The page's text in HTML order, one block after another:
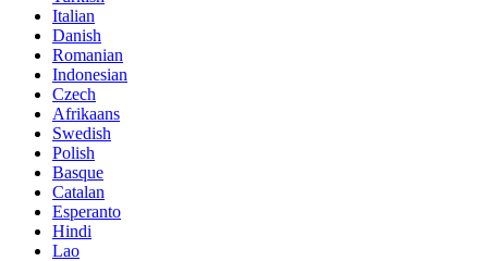
Italian
Danish
Romanian
Indonesian
Czech
Afrikaans
Swedish
Polish
Basque
Catalan
Esperanto
Hindi
Lao